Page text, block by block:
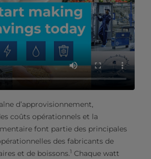
d’approvisionnement,
coûts opérationnels et la
font partie des principales
des fabricants de
et de boissons.1 Chaque watt